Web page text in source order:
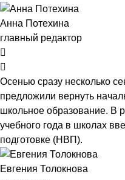
Анна Потехина
главный редактор
Осенью сразу несколько
предложили вернуть
школьное образование. В
учебного года в школах
подготовке (НВП).
Евгения Толокнова